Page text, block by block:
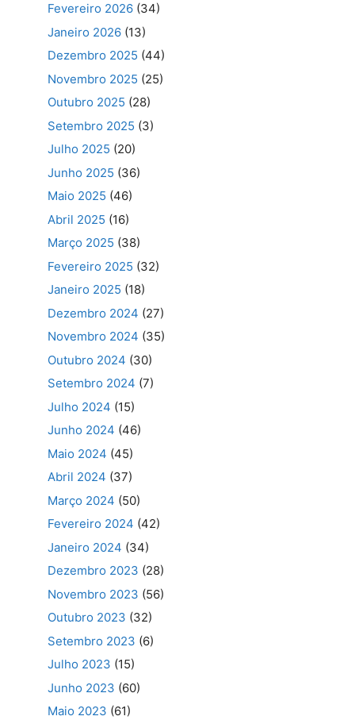
Fevereiro 2026 (34)
Janeiro 2026 (13)
Dezembro 2025 (44)
Novembro 2025 (25)
Outubro 2025 (28)
Setembro 2025 (3)
Julho 2025 (20)
Junho 2025 (36)
Maio 2025 (46)
Abril 2025 (16)
Março 2025 (38)
Fevereiro 2025 (32)
Janeiro 2025 (18)
Dezembro 2024 (27)
Novembro 2024 (35)
Outubro 2024 (30)
Setembro 2024 (7)
Julho 2024 (15)
Junho 2024 (46)
Maio 2024 (45)
Abril 2024 (37)
Março 2024 (50)
Fevereiro 2024 (42)
Janeiro 2024 (34)
Dezembro 2023 (28)
Novembro 2023 (56)
Outubro 2023 (32)
Setembro 2023 (6)
Julho 2023 (15)
Junho 2023 (60)
Maio 2023 (61)